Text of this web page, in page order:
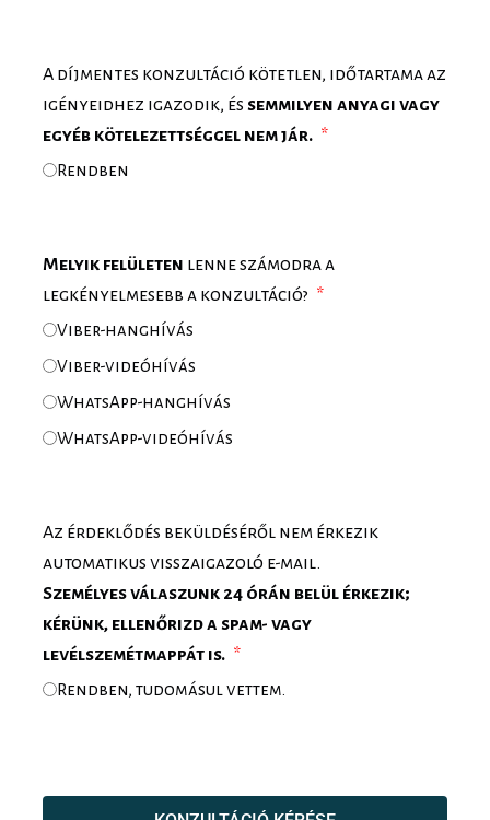
A díjmentes konzultáció kötetlen, időtartama az
igényeidhez igazodik, és semmilyen anyagi vagy
egyéb kötelezettséggel nem jár.
Rendben
Melyik felületen lenne számodra a
legkényelmesebb a konzultáció?
Viber-hanghívás
Viber-videóhívás
WhatsApp-hanghívás
WhatsApp-videóhívás
Az érdeklődés beküldéséről nem érkezik
automatikus visszaigazoló e-mail.
Személyes válaszunk 24 órán belül érkezik;
kérünk, ellenőrizd a spam- vagy
levélszemétmappát is.
Rendben, tudomásul vettem.